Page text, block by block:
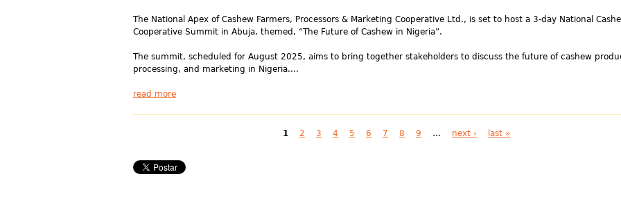
The National Apex of Cashew Farmers, Processors & Marketing Cooperative Ltd., is set to host a 3-day National
Cooperative Summit in Abuja, themed, “The Future of Cashew in Nigeria”.
The summit, scheduled for August 2025, aims to bring together stakeholders to discuss the future of cashew
processing, and marketing in Nigeria....
read more
1 2 3 4 5 6 7 8 9 … next › last »